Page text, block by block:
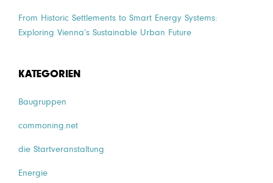
From Historic Settlements to Smart Energy Systems:
Exploring Vienna’s Sustainable Urban Future
KATEGORIEN
Baugruppen
commoning.net
die Startveranstaltung
Energie